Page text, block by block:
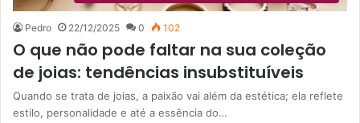
Pedro 22/12/2025 0 102
O que não pode faltar na sua coleção
de joias: tendências insubstituíveis
Quando se trata de joias, a paixão vai além da estética; ela reflete
estilo, personalidade e até a essência do…